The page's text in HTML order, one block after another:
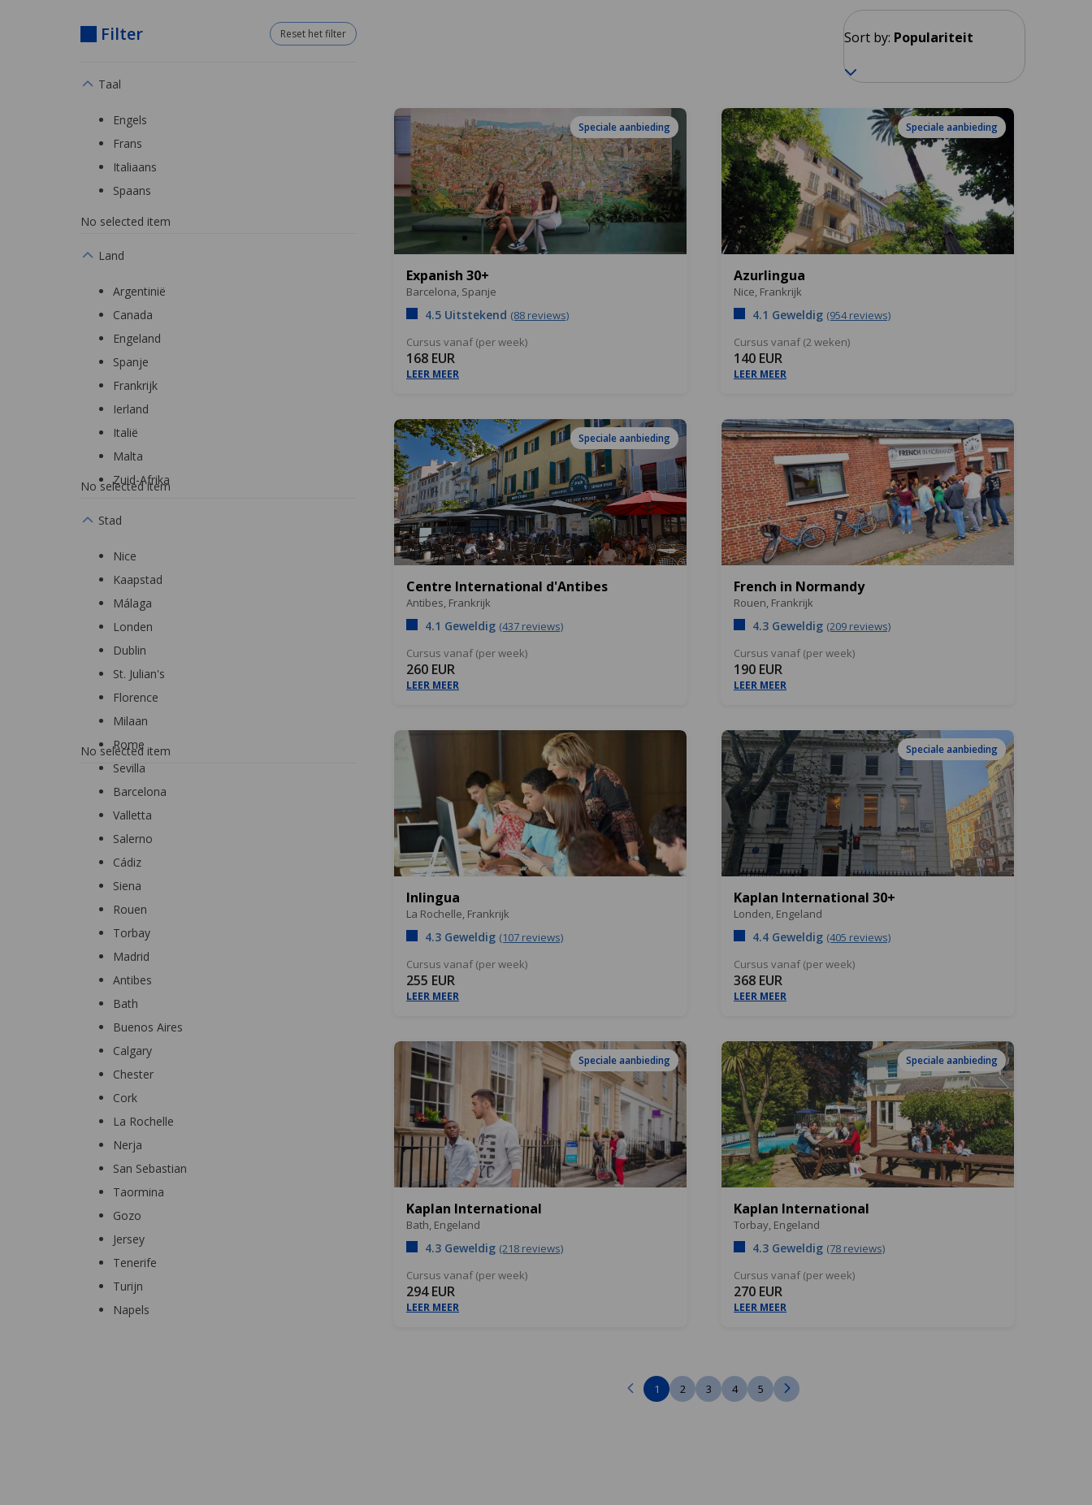
Filter Reset het filter
Taal
Engels
Frans
Italiaans
Spaans
No selected item
Land
Argentinië
Canada
Engeland
Spanje
Frankrijk
Ierland
Italië
Malta
Zuid-Afrika
No selected item
Stad
Nice
Kaapstad
Málaga
Londen
Dublin
St. Julian's
Florence
Milaan
Rome
Sevilla
Barcelona
Valletta
Salerno
Cádiz
Siena
Rouen
Torbay
Madrid
Antibes
Bath
Buenos Aires
Calgary
Chester
Cork
La Rochelle
Nerja
San Sebastian
Taormina
Gozo
Jersey
Tenerife
Turijn
Napels
No selected item
Sort by: Populariteit
Speciale aanbieding
Expanish 30+
Barcelona, Spanje
4.5 Uitstekend (88 reviews)
Cursus vanaf (per week)
168 EUR
LEER MEER
Speciale aanbieding
Azurlingua
Nice, Frankrijk
4.1 Geweldig (954 reviews)
Cursus vanaf (2 weken)
140 EUR
LEER MEER
Speciale aanbieding
Centre International d'Antibes
Antibes, Frankrijk
4.1 Geweldig (437 reviews)
Cursus vanaf (per week)
260 EUR
LEER MEER
French in Normandy
Rouen, Frankrijk
4.3 Geweldig (209 reviews)
Cursus vanaf (per week)
190 EUR
LEER MEER
Inlingua
La Rochelle, Frankrijk
4.3 Geweldig (107 reviews)
Cursus vanaf (per week)
255 EUR
LEER MEER
Speciale aanbieding
Kaplan International 30+
Londen, Engeland
4.4 Geweldig (405 reviews)
Cursus vanaf (per week)
368 EUR
LEER MEER
Speciale aanbieding
Kaplan International
Bath, Engeland
4.3 Geweldig (218 reviews)
Cursus vanaf (per week)
294 EUR
LEER MEER
Speciale aanbieding
Kaplan International
Torbay, Engeland
4.3 Geweldig (78 reviews)
Cursus vanaf (per week)
270 EUR
LEER MEER
1 2 3 4 5